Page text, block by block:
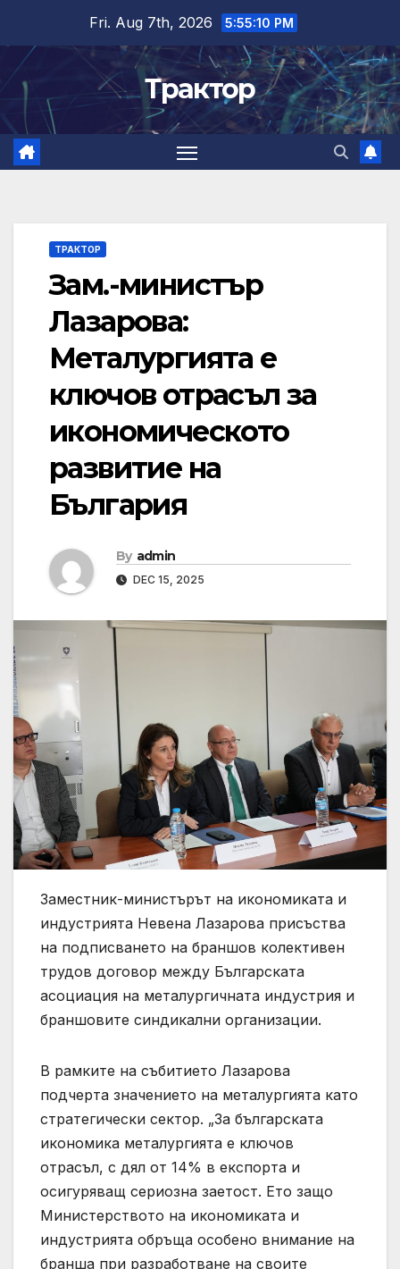
content
Fri. Aug 7th, 2026 5:55:11 PM
Трактор
ТРАКТОР
Зам.-министър
Лазарова:
Металургията е
ключов отрасъл за
икономическото
развитие на
България
By admin
DEC 15, 2025
Заместник-министърът на икономиката и
индустрията Невена Лазарова присъства
на подписването на браншов колективен
трудов договор между Българската
асоциация на металургичната индустрия и
браншовите синдикални организации.
В рамките на събитието Лазарова
подчерта значението на металургията като
стратегически сектор. „За българската
икономика металургията е ключов
отрасъл, с дял от 14% в експорта и
осигуряващ сериозна заетост. Ето защо
Министерството на икономиката и
индустрията обръща особено внимание на
бранша при разработване на своите